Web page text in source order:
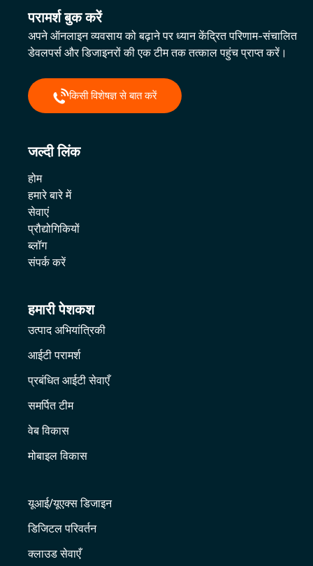
परामर्श बुक करें
अपने ऑनलाइन व्यवसाय को बढ़ाने पर ध्यान केंद्रित परिणाम-संचालित
डेवलपर्स और डिजाइनरों की एक टीम तक तत्काल पहुंच प्राप्त करें।
किसी विशेषज्ञ से बात करें
जल्दी लिंक
होम
हमारे बारे में
सेवाएं
प्रौद्योगिकियों
ब्लॉग
संपर्क करें
हमारी पेशकश
उत्पाद अभियांत्रिकी
आईटी परामर्श
प्रबंधित आईटी सेवाएँ
समर्पित टीम
वेब विकास
मोबाइल विकास
यूआई/यूएक्स डिजाइन
डिजिटल परिवर्तन
क्लाउड सेवाएँ